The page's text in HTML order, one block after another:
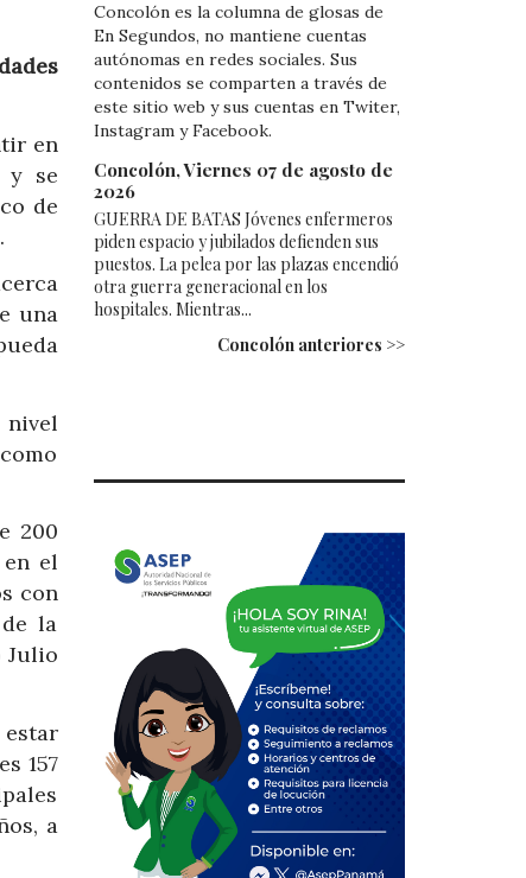
en
y se
de
una
200
el
con
la
Julio
157
a
Concolón es la columna de glosas de
En Segundos, no mantiene cuentas
autónomas en redes sociales. Sus
contenidos se comparten a través de
este sitio web y sus cuentas en Twiter,
Instagram y Facebook.
Concolón, Viernes 07 de agosto de
2026
GUERRA DE BATAS Jóvenes enfermeros
piden espacio y jubilados defienden sus
puestos. La pelea por las plazas encendió
otra guerra generacional en los
hospitales. Mientras...
Concolón anteriores >>